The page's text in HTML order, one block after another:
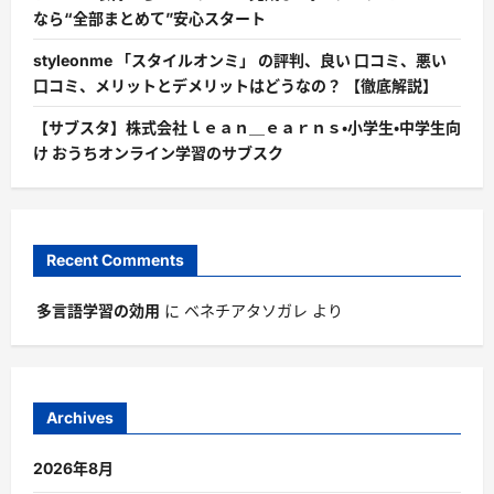
なら“全部まとめて”安心スタート
styleonme 「スタイルオンミ」 の評判、良い 口コミ、悪い
口コミ、メリットとデメリットはどうなの？ 【徹底解説】
【サブスタ】株式会社ｌｅａｎ＿ｅａｒｎｓ・小学生・中学生向
け おうちオンライン学習のサブスク
Recent Comments
多言語学習の効用 に ベネチアタソガレ より
Archives
2026年8月